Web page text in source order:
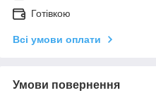
Готівкою
Всі умови оплати
Умови повернення